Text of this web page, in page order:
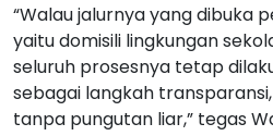
“Walau jalurnya yang dibuka
yaitu domisili lingkungan
seluruh prosesnya tetap
sebagai langkah
tanpa pungutan liar,” tegas